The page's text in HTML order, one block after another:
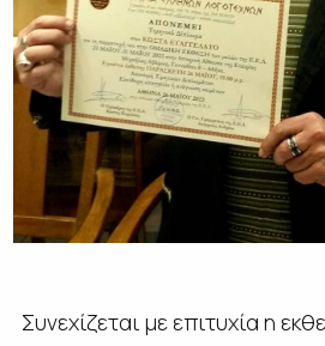
Συνεχίζεται με επιτυχία η